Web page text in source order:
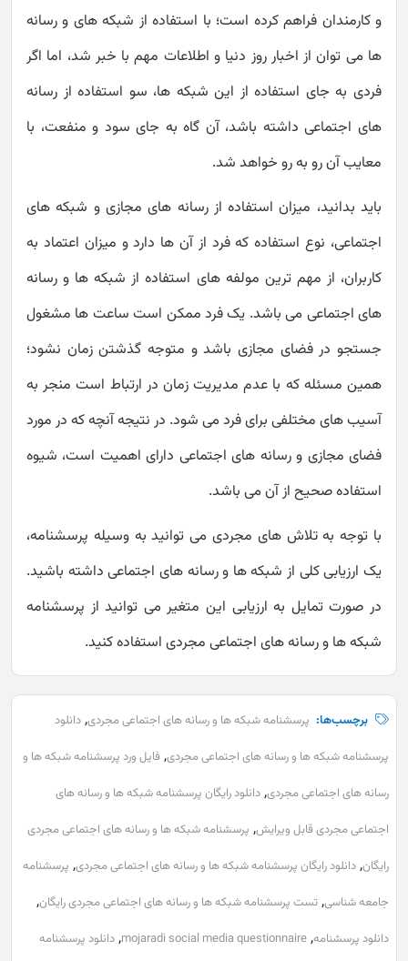
و کارمندان فراهم کرده است؛ با استفاده از شبکه های و رسانه
ها می توان از اخبار روز دنیا و اطلاعات مهم با خبر شد، اما اگر
فردی به جای استفاده از این شبکه ها، سو استفاده از رسانه
های اجتماعی داشته باشد، آن گاه به جای سود و منفعت، با
معایب آن رو به رو خواهد شد.
باید بدانید، میزان استفاده از رسانه های مجازی و شبکه های
اجتماعی، نوع استفاده که فرد از آن ها دارد و میزان اعتماد به
کاربران، از مهم ترین مولفه های استفاده از شبکه ها و رسانه
های اجتماعی می باشد. یک فرد ممکن است ساعت ها مشغول
جستجو در فضای مجازی باشد و متوجه گذشتن زمان نشود؛
همین مسئله که با عدم مدیریت زمان در ارتباط است منجر به
آسیب های مختلفی برای فرد می شود. در نتیجه آنچه که در مورد
فضای مجازی و رسانه های اجتماعی دارای اهمیت است، شیوه
استفاده صحیح از آن می باشد.
با توجه به تلاش های مجردی می توانید به وسیله پرسشنامه،
یک ارزیابی کلی از شبکه ها و رسانه های اجتماعی داشته باشید.
در صورت تمایل به ارزیابی این متغیر می توانید از پرسشنامه
شبکه ها و رسانه های اجتماعی مجردی استفاده کنید.
برچسب‌ها: پرسشنامه شبکه ها و رسانه های اجتماعی مجردی, دانلود
پرسشنامه شبکه ها و رسانه های اجتماعی مجردی, فایل ورد پرسشنامه شبکه ها و
رسانه های اجتماعی مجردی, دانلود رایگان پرسشنامه شبکه ها و رسانه های
اجتماعی مجردی قابل ویرایش, پرسشنامه شبکه ها و رسانه های اجتماعی مجردی
رایگان, دانلود رایگان پرسشنامه شبکه ها و رسانه های اجتماعی مجردی, پرسشنامه
جامعه شناسی, تست پرسشنامه شبکه ها و رسانه های اجتماعی مجردی رایگان,
دانلود پرسشنامه,
mojaradi social media questionnaire
, دانلود پرسشنامه